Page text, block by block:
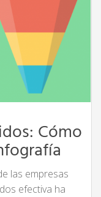
Cómo
las empresas
efectiva ha